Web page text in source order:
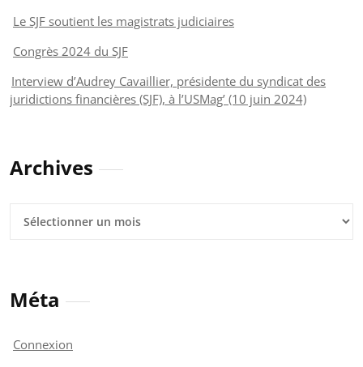
Le SJF soutient les magistrats judiciaires
Congrès 2024 du SJF
Interview d’Audrey Cavaillier, présidente du syndicat des
juridictions financières (SJF), à l’USMag’ (10 juin 2024)
Archives
Méta
Connexion